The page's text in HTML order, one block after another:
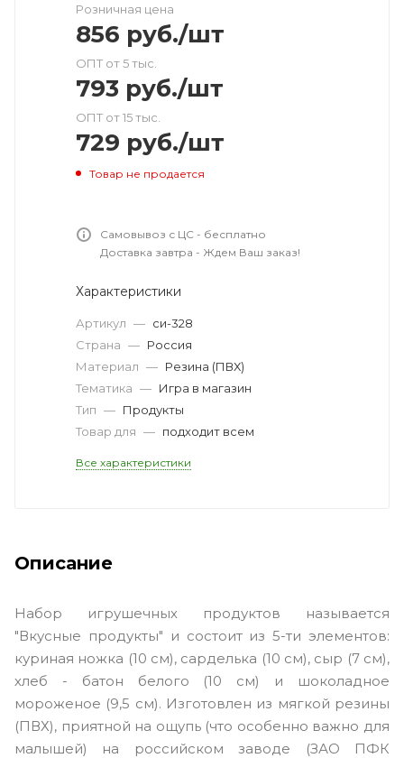
Розничная цена
856 руб./шт
ОПТ от 5 тыс.
793 руб./шт
ОПТ от 15 тыс.
729 руб./шт
Товар не продается
Самовывоз с ЦС - бесплатно
Доставка завтра - Ждем Ваш заказ!
Характеристики
Артикул — си-328
Страна — Россия
Материал — Резина (ПВХ)
Тематика — Игра в магазин
Тип — Продукты
Товар для — подходит всем
Все характеристики
Описание
Набор игрушечных продуктов называется
"Вкусные продукты" и состоит из 5-ти элементов:
куриная ножка (10 см), сарделька (10 см), сыр (7 см),
хлеб - батон белого (10 см) и шоколадное
мороженое (9,5 см). Изготовлен из мягкой резины
(ПВХ), приятной на ощупь (что особенно важно для
малышей) на российском заводе (ЗАО ПФК